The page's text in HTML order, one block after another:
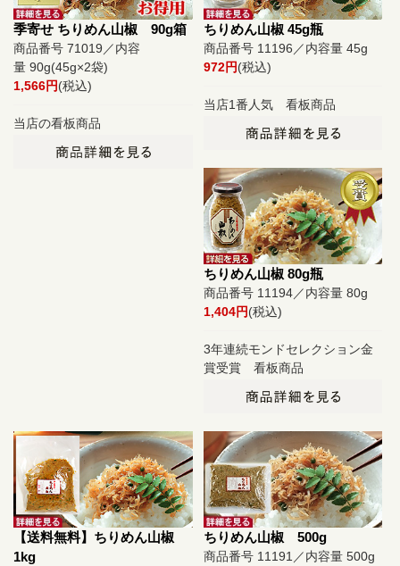
季寄せ ちりめん山椒 90g箱
商品番号 71019／内容
量 90g(45g×2袋)
1,566円(税込)
当店の看板商品
ちりめん山椒 45g瓶
商品番号 11196／内容量 45g
972円(税込)
当店1番人気 看板商品
ちりめん山椒 80g瓶
商品番号 11194／内容量 80g
1,404円(税込)
3年連続モンドセレクション金
賞受賞 看板商品
【送料無料】ちりめん山椒
1kg
ちりめん山椒 500g
商品番号 11191／内容量 500g